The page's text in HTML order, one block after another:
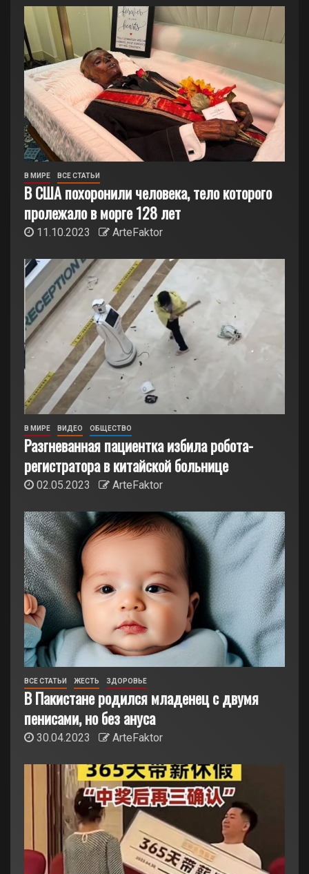
В МИРЕ ВСЕ СТАТЬИ
В США похоронили человека, тело которого
пролежало в морге 128 лет
11.10.2023 ArteFaktor
В МИРЕ ВИДЕО ОБЩЕСТВО
Разгневанная пациентка избила робота-
регистратора в китайской больнице
02.05.2023 ArteFaktor
ВСЕ СТАТЬИ ЖЕСТЬ ЗДОРОВЬЕ
В Пакистане родился младенец с двумя
пенисами, но без ануса
30.04.2023 ArteFaktor